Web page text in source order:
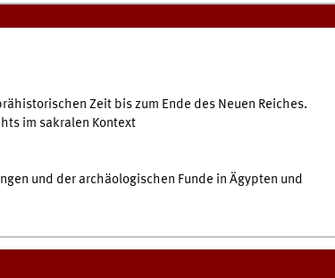
Zeit bis zum Ende des Neuen Reiches.
im sakralen Kontext
und der archäologischen Funde in Ägypten und